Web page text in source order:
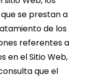
se prestan a
de los
referentes a
en el Sitio Web,
que el